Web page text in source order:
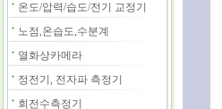
온도/압력/습도/전기 교정기
노점,온습도,수분계
열화상카메라
정전기, 전자파 측정기
회전수측정기